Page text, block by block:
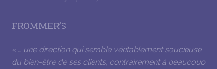
FROMMER’S
« … une direction qui semble véritablement soucieuse
du bien-être de ses clients, contrairement à beaucoup